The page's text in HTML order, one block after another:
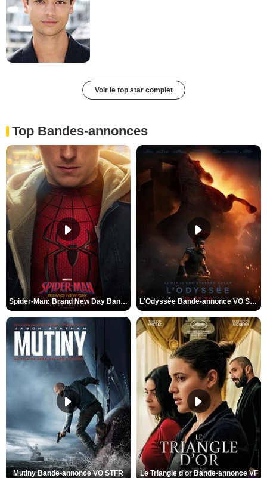
Voir le top star complet
Top Bandes-annonces
Spider-Man: Brand New Day Bande-annonce VO STFR L'Odyssée Bande-annonce VO STFR
Mutiny Bande-annonce VO STFR Le Triangle d'or Bande-annonce VF